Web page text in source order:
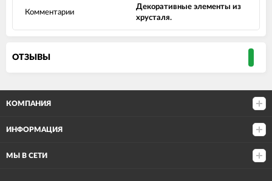
Комментарии
Декоративные элементы из
хрусталя.
ОТЗЫВЫ
КОМПАНИЯ
ИНФОРМАЦИЯ
МЫ В СЕТИ